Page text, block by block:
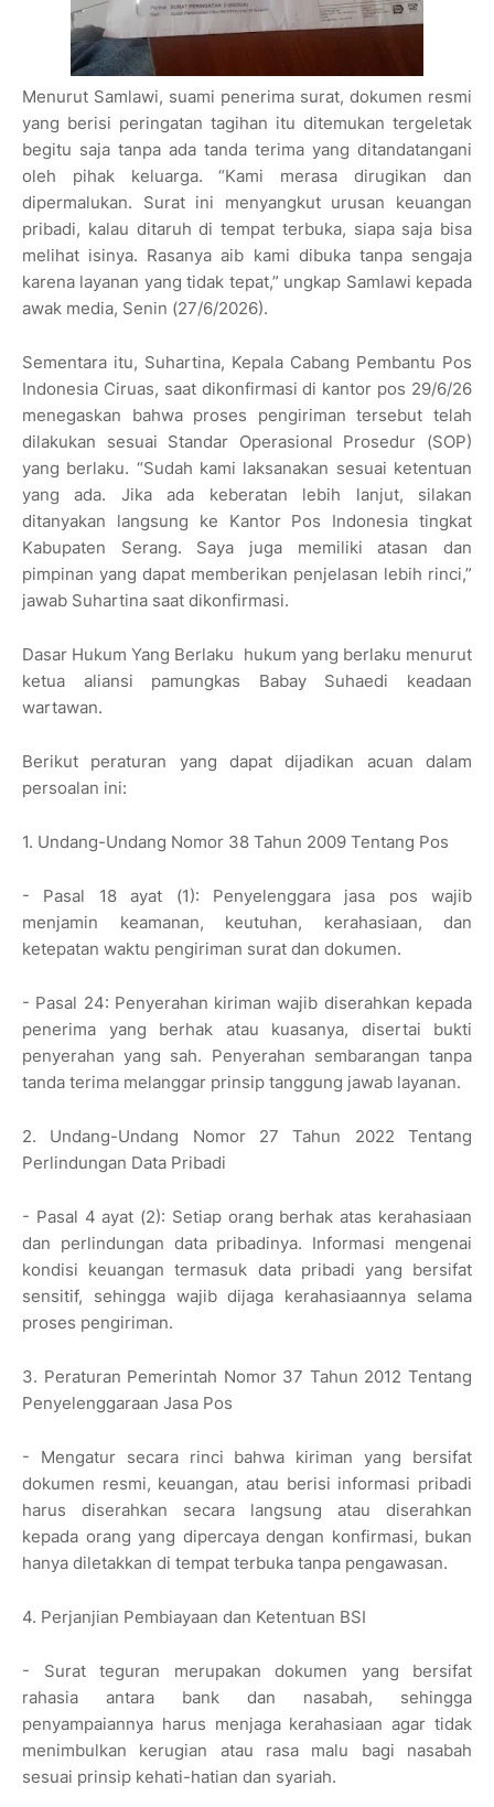
Menurut Samlawi, suami penerima surat, dokumen resmi
yang berisi peringatan tagihan itu ditemukan tergeletak
begitu saja tanpa ada tanda terima yang ditandatangani
oleh pihak keluarga. “Kami merasa dirugikan dan
dipermalukan. Surat ini menyangkut urusan keuangan
pribadi, kalau ditaruh di tempat terbuka, siapa saja bisa
melihat isinya. Rasanya aib kami dibuka tanpa sengaja
karena layanan yang tidak tepat,” ungkap Samlawi kepada
awak media, Senin (27/6/2026).
Sementara itu, Suhartina, Kepala Cabang Pembantu Pos
Indonesia Ciruas, saat dikonfirmasi di kantor pos 29/6/26
menegaskan bahwa proses pengiriman tersebut telah
dilakukan sesuai Standar Operasional Prosedur (SOP)
yang berlaku. “Sudah kami laksanakan sesuai ketentuan
yang ada. Jika ada keberatan lebih lanjut, silakan
ditanyakan langsung ke Kantor Pos Indonesia tingkat
Kabupaten Serang. Saya juga memiliki atasan dan
pimpinan yang dapat memberikan penjelasan lebih rinci,”
jawab Suhartina saat dikonfirmasi.
Dasar Hukum Yang Berlaku hukum yang berlaku menurut
ketua aliansi pamungkas Babay Suhaedi keadaan
wartawan.
Berikut peraturan yang dapat dijadikan acuan dalam
persoalan ini:
1. Undang-Undang Nomor 38 Tahun 2009 Tentang Pos
- Pasal 18 ayat (1): Penyelenggara jasa pos wajib
menjamin keamanan, keutuhan, kerahasiaan, dan
ketepatan waktu pengiriman surat dan dokumen.
- Pasal 24: Penyerahan kiriman wajib diserahkan kepada
penerima yang berhak atau kuasanya, disertai bukti
penyerahan yang sah. Penyerahan sembarangan tanpa
tanda terima melanggar prinsip tanggung jawab layanan.
2. Undang-Undang Nomor 27 Tahun 2022 Tentang
Perlindungan Data Pribadi
- Pasal 4 ayat (2): Setiap orang berhak atas kerahasiaan
dan perlindungan data pribadinya. Informasi mengenai
kondisi keuangan termasuk data pribadi yang bersifat
sensitif, sehingga wajib dijaga kerahasiaannya selama
proses pengiriman.
3. Peraturan Pemerintah Nomor 37 Tahun 2012 Tentang
Penyelenggaraan Jasa Pos
- Mengatur secara rinci bahwa kiriman yang bersifat
dokumen resmi, keuangan, atau berisi informasi pribadi
harus diserahkan secara langsung atau diserahkan
kepada orang yang dipercaya dengan konfirmasi, bukan
hanya diletakkan di tempat terbuka tanpa pengawasan.
4. Perjanjian Pembiayaan dan Ketentuan BSI
- Surat teguran merupakan dokumen yang bersifat
rahasia antara bank dan nasabah, sehingga
penyampaiannya harus menjaga kerahasiaan agar tidak
menimbulkan kerugian atau rasa malu bagi nasabah
sesuai prinsip kehati-hatian dan syariah.